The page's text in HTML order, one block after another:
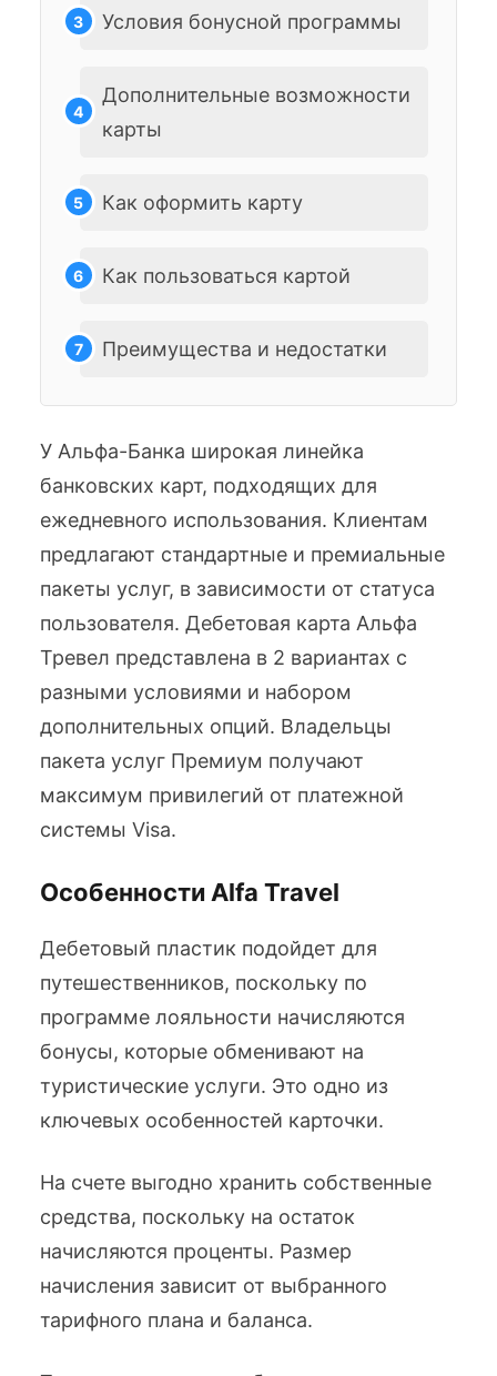
У Альфа-Банка широкая линейка
банковских карт, подходящих для
ежедневного использования. Клиентам
предлагают стандартные и премиальные
пакеты услуг, в зависимости от статуса
пользователя. Дебетовая карта Альфа
Тревел представлена в 2 вариантах с
разными условиями и набором
дополнительных опций. Владельцы
пакета услуг Премиум получают
максимум привилегий от платежной
системы Visa.
Условия бонусной программы
Дополнительные возможности
карты
Как оформить карту
Как пользоваться картой
Преимущества и недостатки
Особенности Alfa Travel
Дебетовый пластик подойдет для
путешественников, поскольку по
программе лояльности начисляются
бонусы, которые обменивают на
туристические услуги. Это одно из
ключевых особенностей карточки.
На счете выгодно хранить собственные
средства, поскольку на остаток
начисляются проценты. Размер
начисления зависит от выбранного
тарифного плана и баланса.